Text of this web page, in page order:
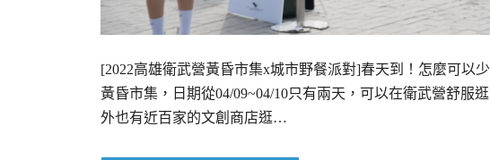
[2022高雄衛武營黃昏市集x城市野餐派對]春天到！怎麼可以
黃昏市集，日期從04/09~04/10只有兩天，可以在衛武營舒服
外也有近百家的文創商店逛…